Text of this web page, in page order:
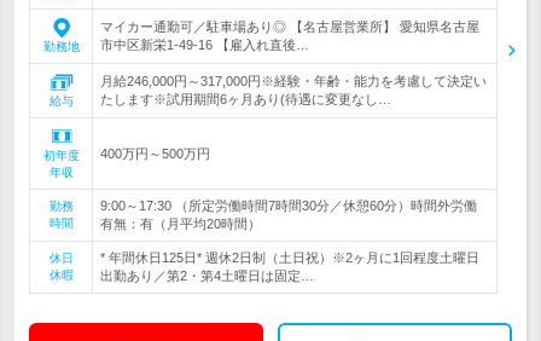
勤務地
マイカー通勤可／駐車場あり◎ 【名古屋営業所】 愛知県名古屋
市中区新栄1-49-16 【雇入れ直後…
給与
月給246,000円～317,000円※経験・年齢・能力を考慮して決定い
たします※試用期間6ヶ月あり(待遇に変更なし…
初年度
年収
400万円～500万円
勤務
時間
9:00～17:30 （所定労働時間7時間30分／休憩60分）時間外労働
有無：有（月平均20時間）
休日
休暇
* 年間休日125日* 週休2日制（土日祝）※2ヶ月に1回程度土曜日
出勤あり／第2・第4土曜日は固定…